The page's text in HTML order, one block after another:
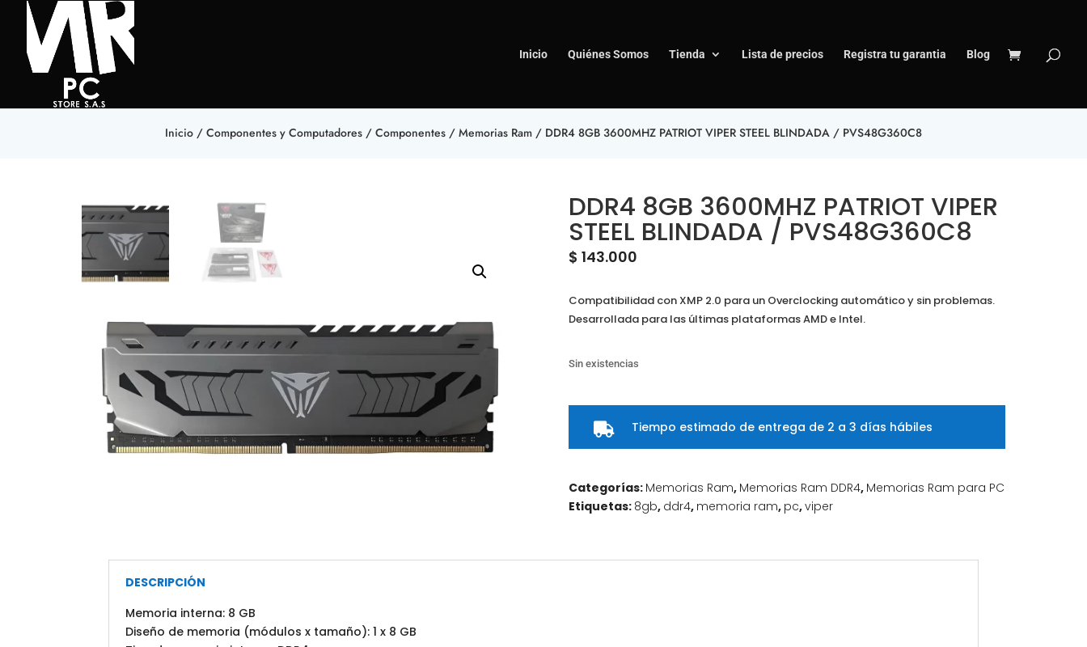
Inicio Quiénes Somos Tienda Lista de precios Registra tu garantia Blog
Inicio / Componentes y Computadores / Componentes / Memorias Ram / DDR4 8GB 3600MHZ PATRIOT VIPER STEEL BLINDADA / PVS48G360C8
DDR4 8GB 3600MHZ PATRIOT VIPER
STEEL BLINDADA / PVS48G360C8
$ 143.000
Compatibilidad con XMP 2.0 para un Overclocking automático y sin problemas.
Desarrollada para las últimas plataformas AMD e Intel.
Sin existencias
 Tiempo estimado de entrega de 2 a 3 días hábiles
Categorías: Memorias Ram, Memorias Ram DDR4, Memorias Ram para PC
Etiquetas: 8gb, ddr4, memoria ram, pc,viper
DESCRIPCIÓN
Memoria interna: 8 GB
Diseño de memoria (módulos x tamaño): 1 x 8 GB